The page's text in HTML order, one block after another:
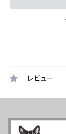
レビュー